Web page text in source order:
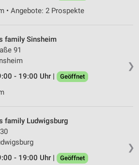
• Angebote: 2 Prospekte
❯
family Sinsheim
91
- 19:00 Uhr |
Geöffnet
❯
family Ludwigsburg
- 19:00 Uhr |
Geöffnet